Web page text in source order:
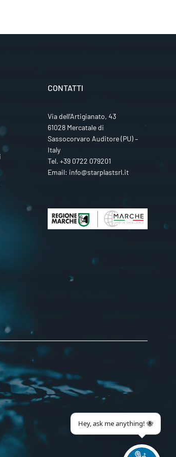
CONTATTI
Via dell’Artigianato, 43
61028 Mercatale di
Sassocorvaro Auditore (PU) –
Italy
Tel. +39 0722 079201
Email: info@starplastsrl.it